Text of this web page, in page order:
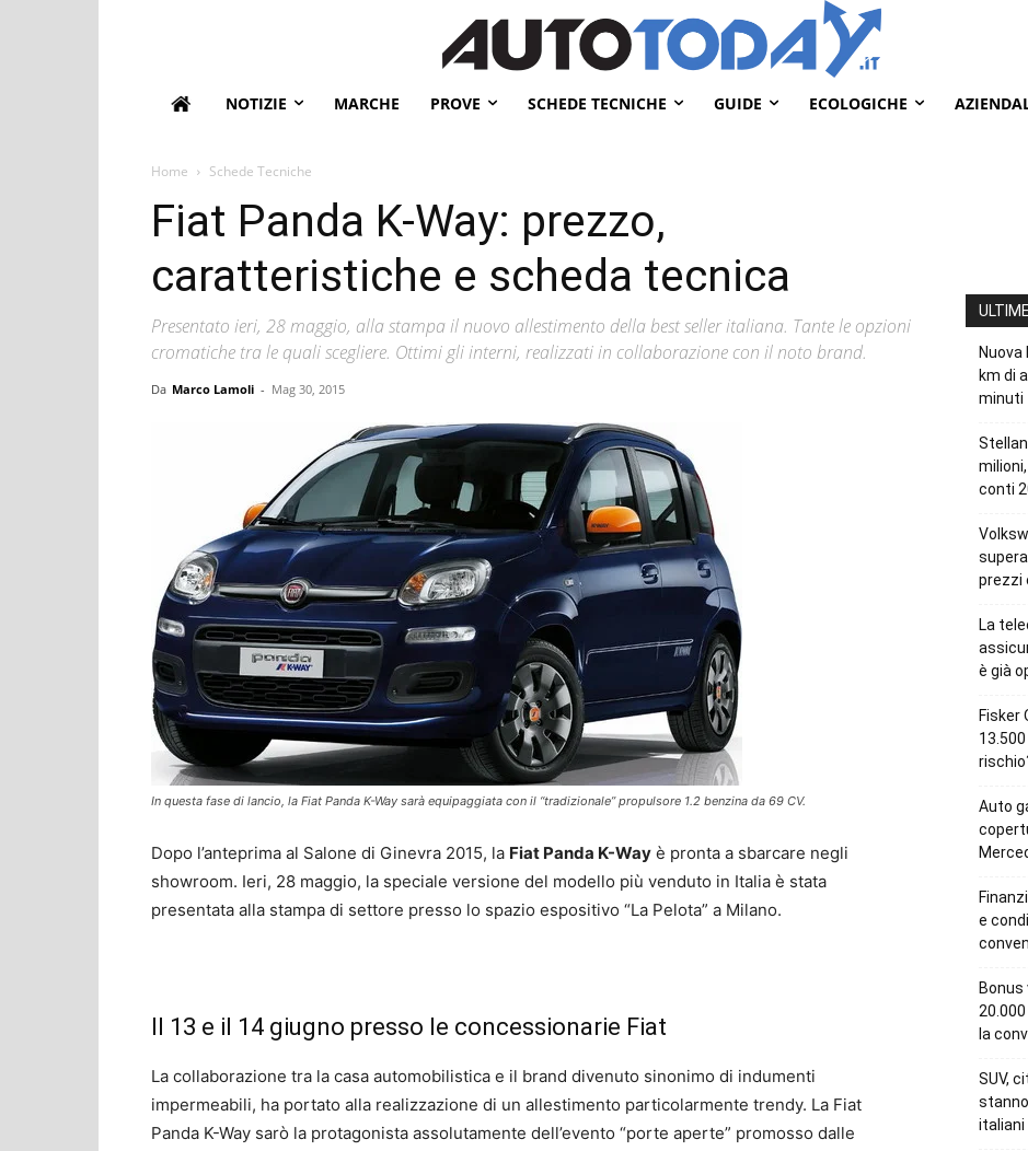
NOTIZIE MARCHE PROVE SCHEDE TECNICHE GUIDE ECOLOGICHE
Home Schede Tecniche
Fiat Panda K-Way: prezzo,
caratteristiche e scheda tecnica
Presentato ieri, 28 maggio, alla stampa il nuovo allestimento della best seller italiana. Tante le opzioni
cromatiche tra le quali scegliere. Ottimi gli interni, realizzati in collaborazione con il noto brand.
Da Marco Lamoli - Mag 30, 2015
In questa fase di lancio, la Fiat Panda K-Way sarà equipaggiata con il “tradizionale” propulsore 1.2 benzina da 69 CV.
Dopo l’anteprima al Salone di Ginevra 2015, la Fiat Panda K-Way è pronta a sbarcare negli
showroom. Ieri, 28 maggio, la speciale versione del modello più venduto in Italia è stata
presentata alla stampa di settore presso lo spazio espositivo “La Pelota” a Milano.
Il 13 e il 14 giugno presso le concessionarie Fiat
La collaborazione tra la casa automobilistica e il brand divenuto sinonimo di indumenti
impermeabili, ha portato alla realizzazione di un allestimento particolarmente trendy. La Fiat
Panda K-Way sarò la protagonista assolutamente dell’evento “porte aperte” promosso dalle
Nuova
km di
minuti
conti
prezzi
La
è già
Fisker
Auto
e
Bonus
la
SUV,
italiani